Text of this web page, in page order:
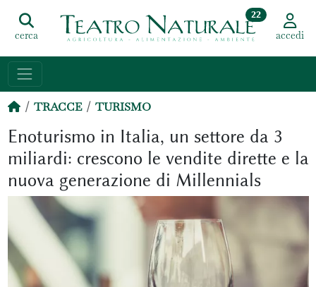
cerca
22
accedi
TRACCE TURISMO
Enoturismo in Italia, un settore da 3
miliardi: crescono le vendite dirette e la
nuova generazione di Millennials